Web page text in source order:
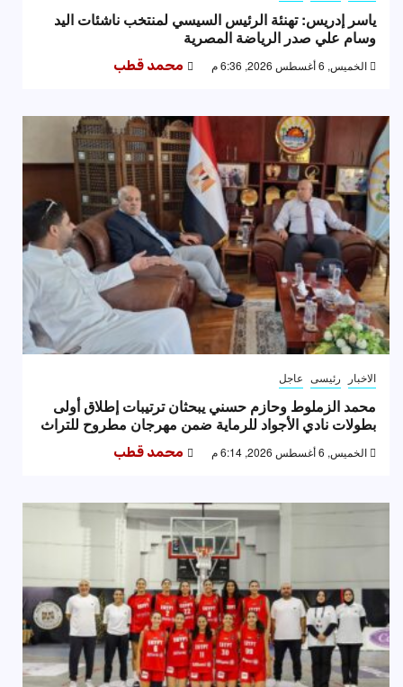
ياسر إدريس: تهنئة الرئيس السيسي لمنتخب ناشئات اليد
وسام علي صدر الرياضة المصرية
الخميس, 6 أغسطس 2026, 6:36 م محمد قطب
الاخبار رئيسى عاجل
محمد الزملوط وحازم حسني يبحثان ترتيبات إطلاق أولى
بطولات نادي الأجواد للرماية ضمن مهرجان مطروح للتراث
الخميس, 6 أغسطس 2026, 6:14 م محمد قطب